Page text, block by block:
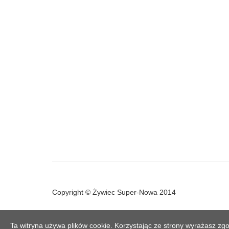
Copyright © Żywiec Super-Nowa 2014
Ta witryna używa plików cookie. Korzystając ze strony wyrażasz